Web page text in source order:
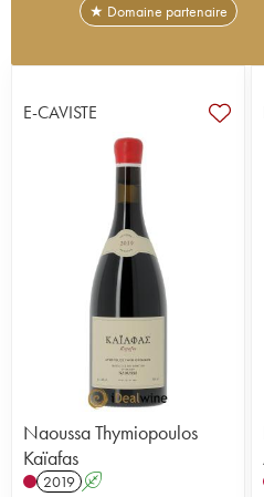
★ Domaine partenaire
Nord de la Grèce dans la
plus vieilles vignes du
xinomavro, cépage
à travers différentes
E-CAVISTE
Naoussa Thymiopoulos
Kaïafas
2019 A